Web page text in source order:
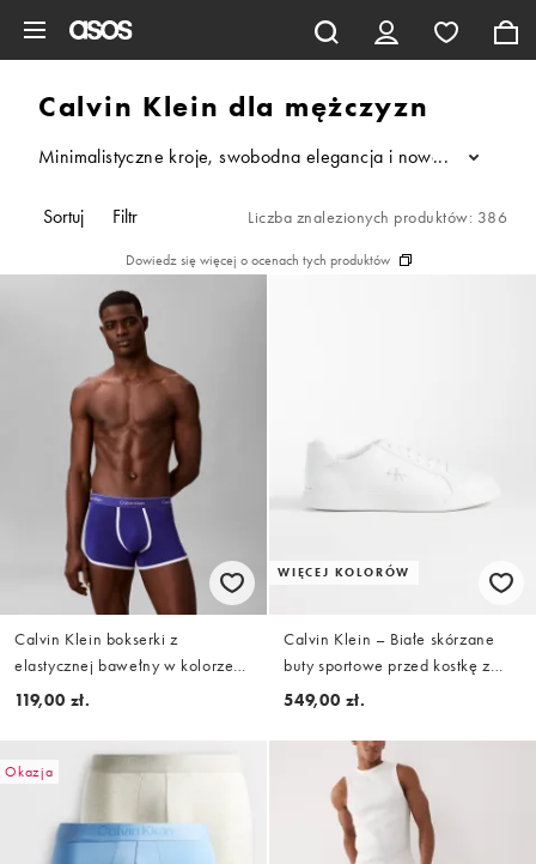
Calvin Klein dla mężczyzn
Minimalistyczne kroje, swobodna elegancja i nowoczesna
...
Sortuj Filtr Liczba znalezionych produktów: 386
Dowiedz się więcej o ocenach tych produktów
Calvin Klein bokserki z
elastycznej bawełny w kolorze
niebieskim
119,00 zł.
WIĘCEJ KOLORÓW
Calvin Klein – Białe skórzane
buty sportowe przed kostkę z
podeszwą typu cupsole
549,00 zł.
Okazja